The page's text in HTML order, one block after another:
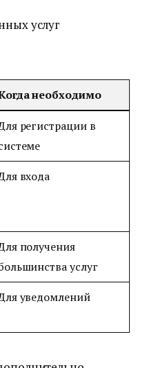
услуг
необходимо
регистрации в
входа
получения
услуг
уведомлений